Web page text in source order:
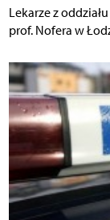
Lekarze z
prof. Nofera w